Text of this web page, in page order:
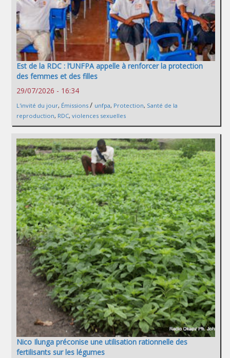
Est de la RDC : l’UNFPA appelle à renforcer la protection
des femmes et des filles
29/07/2026 - 16:34
L'invité du jour, Émissions / unfpa, Protection, Santé de la
reproduction, RDC, violences sexuelles
Nico Ilunga préconise une utilisation rationnelle des
fertilisants sur les légumes